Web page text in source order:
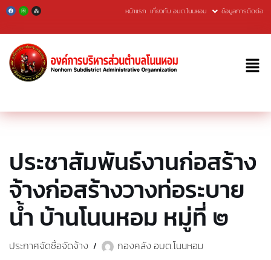
Skip
to
content
หน้าแรก เกี่ยวกับ อบต.โนนหอม ข้อมูลการติดต่อ
ประชาสัมพันธ์งานก่อสร้าง
จ้างก่อสร้างวางท่อระบาย
นํ้า บ้านโนนหอม หมู่ที่ ๒
ประกาศจัดซื้อจัดจ้าง กองคลัง อบต.โนนหอม